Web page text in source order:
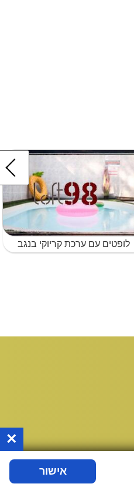
לופטים עם ערכת קריוקי בנגב
×
אישור